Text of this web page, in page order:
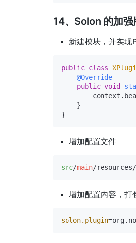
14、Solon 的加
新建模块，并实
public class
@Override
public void
    }
增加配置文件
src/main/resources/
增加配置内容，打
solon.plugin